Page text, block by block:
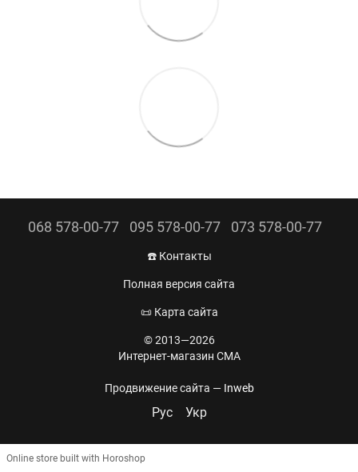
068 578-00-77 095 578-00-77 073 578-00-77
☎️ Контакты
Полная версия сайта
📜 Карта сайта
© 2013—2026
Интернет-магазин CMA
Продвижение сайта — Inweb
Рус Укр
Online store built with Horoshop